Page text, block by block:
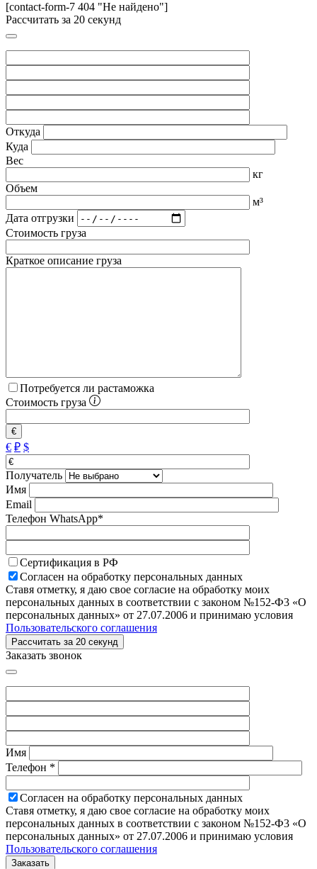
[contact-form-7 404 "Не найдено"]
Рассчитать за 20 секунд
Откуда
Куда
Вес
кг
Объем
м³
Дата отгрузки
Стоимость груза
Краткое описание груза
Потребуется ли растаможка
Стоимость груза
€
€ ₽ $
Получатель
Имя
Email
Телефон WhatsApp*
Сертификация в РФ
Согласен на обработку персональных данных
Ставя отметку, я даю свое согласие на обработку моих
персональных данных в соответствии с законом №152-Ф3 «О
персональных данных» от 27.07.2006 и принимаю условия
Пользовательского соглашения
Заказать звонок
Имя
Телефон *
Согласен на обработку персональных данных
Ставя отметку, я даю свое согласие на обработку моих
персональных данных в соответствии с законом №152-Ф3 «О
персональных данных» от 27.07.2006 и принимаю условия
Пользовательского соглашения